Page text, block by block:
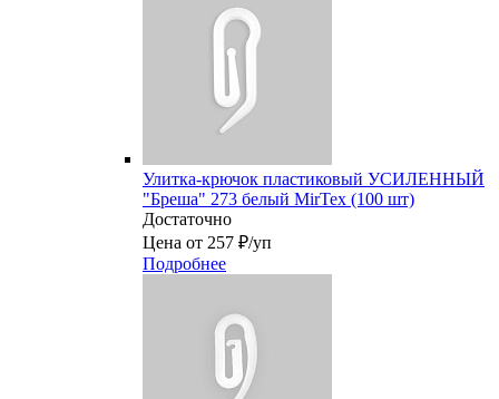
Улитка-крючок пластиковый УСИЛЕННЫЙ
"Бреша" 273 белый MirTex (100 шт)
Достаточно
Цена от 257 ₽/уп
Подробнее